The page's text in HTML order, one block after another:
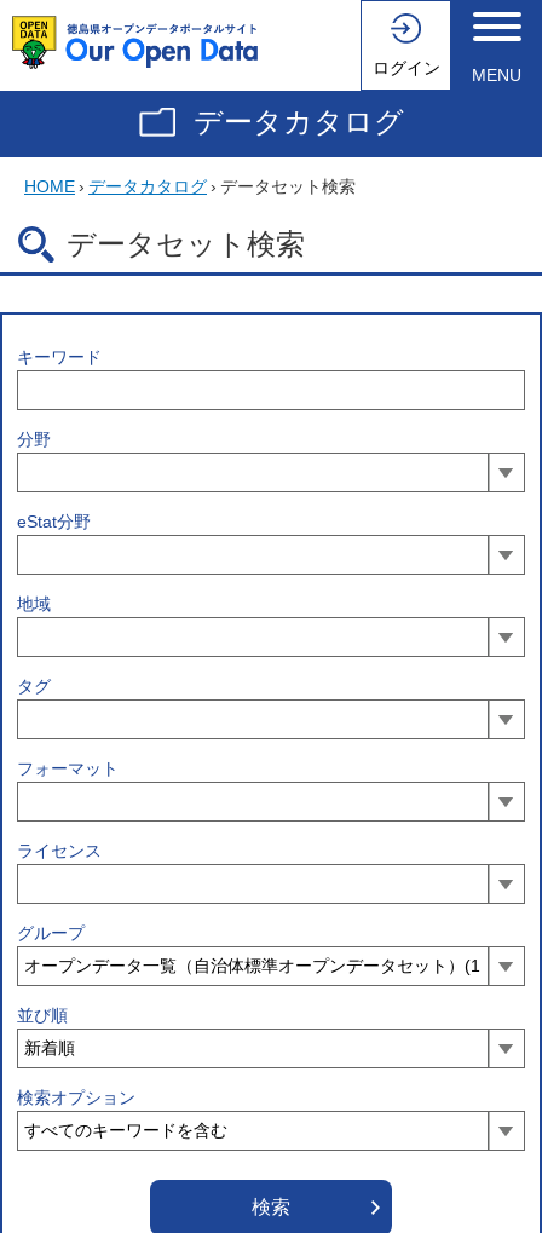
ログイン MENU
データカタログ
HOME› データカタログ› データセット検索
データセット検索
キーワード
分野
eStat分野
地域
タグ
フォーマット
ライセンス
グループ
並び順
検索オプション